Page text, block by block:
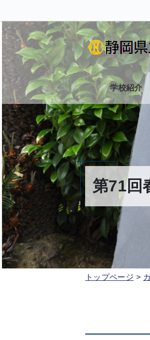
学校紹介
第71回
トップページ